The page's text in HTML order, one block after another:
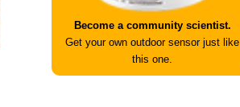
Become a community scientist.
Get your own outdoor sensor just like
this one.